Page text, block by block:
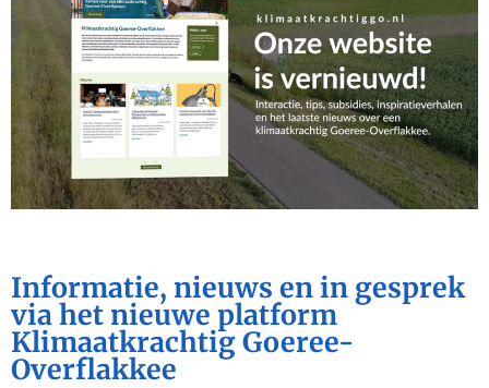
Informatie, nieuws en in gesprek
via het nieuwe platform
Klimaatkrachtig Goeree-
Overflakkee